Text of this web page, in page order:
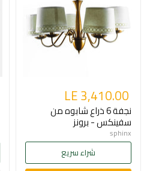
LE 3,410.00
نجفة 6 ذراع شابوه من
سفينكس - برونز
sphinx
شراء سريع